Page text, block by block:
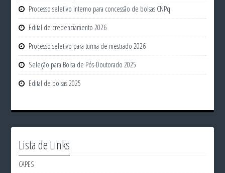
Processo seletivo interno para concessão de bolsas CNPq
Edital de credenciamento 2026
Processo seletivo para turma de mestrado 2026
Seleção para Bolsa de Pós-Doutorado 2025
Edital de bolsas 2025
Lista de Links
CAPES